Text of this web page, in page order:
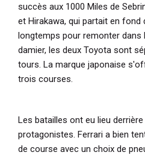
succès aux 1000 Miles de
et Hirakawa, qui partait en fond
longtemps pour remonter dans
damier, les deux Toyota sont
tours. La marque japonaise
trois courses.
Les batailles ont eu lieu
protagonistes. Ferrari a bien
de course avec un choix de